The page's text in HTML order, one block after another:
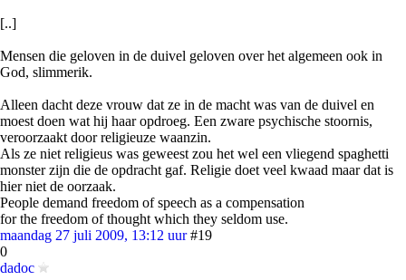
[..]
Mensen die geloven in de duivel geloven over het algemeen ook in
God, slimmerik.
Alleen dacht deze vrouw dat ze in de macht was van de duivel en
moest doen wat hij haar opdroeg. Een zware psychische stoornis,
veroorzaakt door religieuze waanzin.
Als ze niet religieus was geweest zou het wel een vliegend spaghetti
monster zijn die de opdracht gaf. Religie doet veel kwaad maar dat is
hier niet de oorzaak.
People demand freedom of speech as a compensation
for the freedom of thought which they seldom use.
maandag 27 juli 2009, 13:12 uur #19
0
dadoc